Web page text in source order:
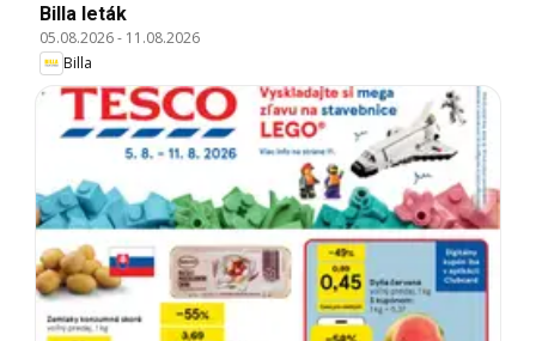
Billa leták
05.08.2026- 11.08.2026
Billa